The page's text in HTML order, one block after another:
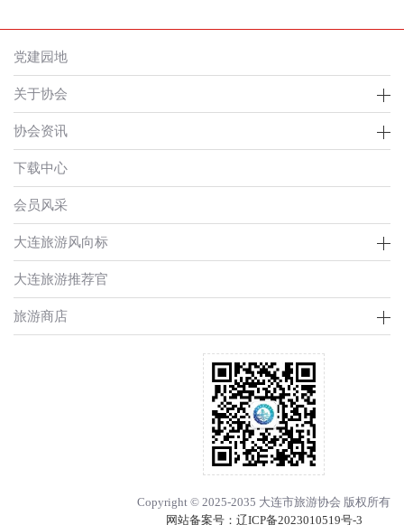
党建园地
关于协会
协会资讯
下载中心
会员风采
大连旅游风向标
大连旅游推荐官
旅游商店
Copyright © 2025-2035 大连市旅游协会 版权所有
网站备案号： 辽ICP备2023010519号-3